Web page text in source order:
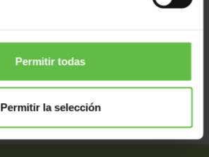
Permitir todas
Permitir la selección
Réf: 6004164